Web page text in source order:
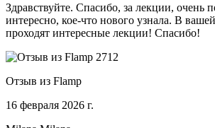
Здравствуйте. Спасибо, за лекции, очень
интересно, кое-что нового узнала. В
проходят интересные лекции! Спасибо!
Отзыв из Flamp
16 февраля 2026 г.